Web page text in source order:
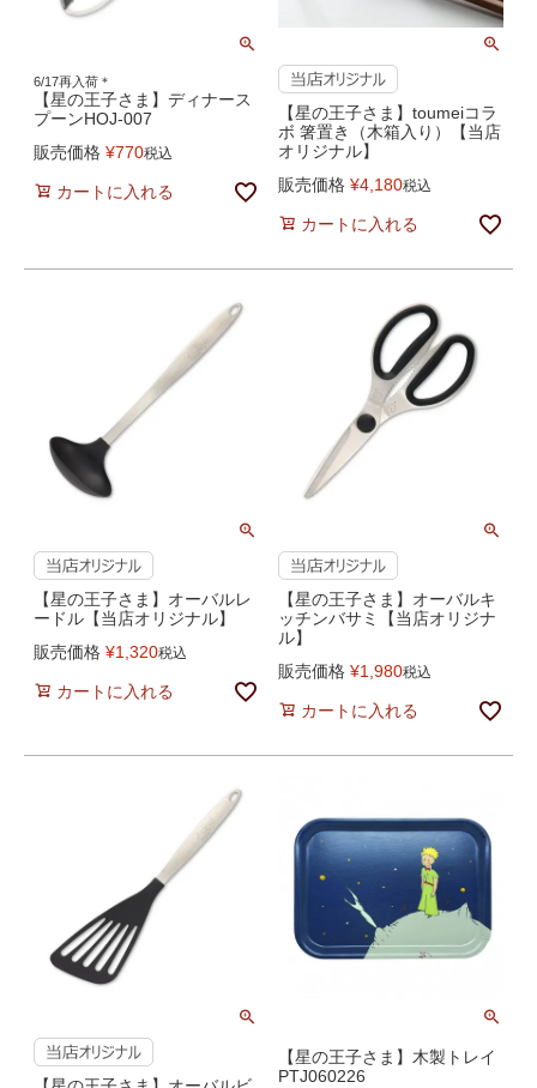
6/17再入荷＊
【星の王子さま】ディナース
プーンHOJ-007
販売価格 ¥770税込
カートに入れる
【星の王子さま】toumeiコラ
ボ 箸置き（木箱入り）【当店
オリジナル】
販売価格 ¥4,180税込
カートに入れる
【星の王子さま】オーバルレ
ードル【当店オリジナル】
販売価格 ¥1,320税込
カートに入れる
【星の王子さま】オーバルキ
ッチンバサミ【当店オリジナ
ル】
販売価格 ¥1,980税込
カートに入れる
【星の王子さま】木製トレイ
PTJ060226